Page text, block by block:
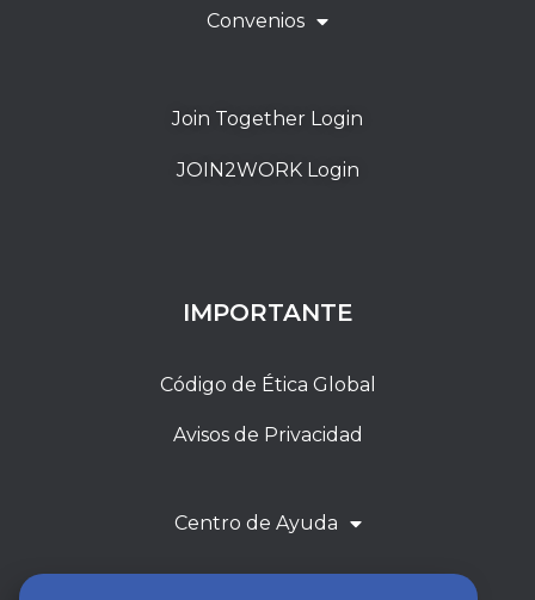
Convenios
Join Together Login
JOIN2WORK Login
IMPORTANTE
Código de Ética Global
Avisos de Privacidad
Centro de Ayuda